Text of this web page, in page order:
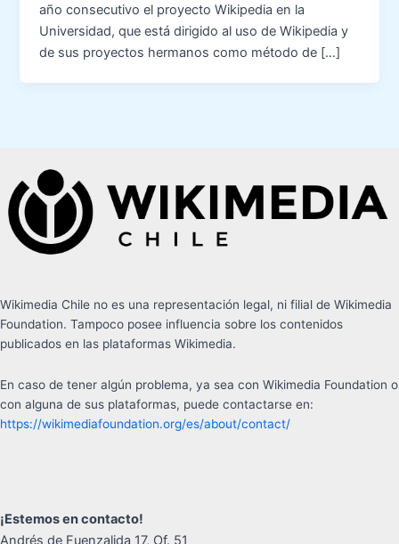
año consecutivo el proyecto Wikipedia en la
Universidad, que está dirigido al uso de Wikipedia y
de sus proyectos hermanos como método de […]
Wikimedia Chile no es una representación legal, ni filial de Wikimedia
Foundation. Tampoco posee influencia sobre los contenidos
publicados en las plataformas Wikimedia.
En caso de tener algún problema, ya sea con Wikimedia Foundation o
con alguna de sus plataformas, puede contactarse en:
https://wikimediafoundation.org/es/about/contact/
¡Estemos en contacto!
Andrés de Fuenzalida 17, Of. 51